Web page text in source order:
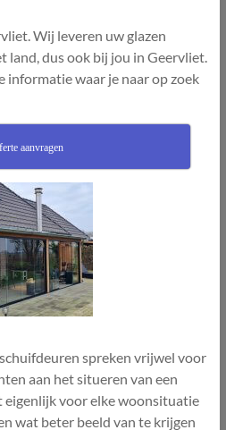
Wij leveren uw glazen
land, dus ook bij jou in Geervliet.
informatie waar je naar op zoek
aanvragen
spreken vrijwel voor
aan het situeren van een
eigenlijk voor elke woonsituatie
wat beter beeld van te krijgen